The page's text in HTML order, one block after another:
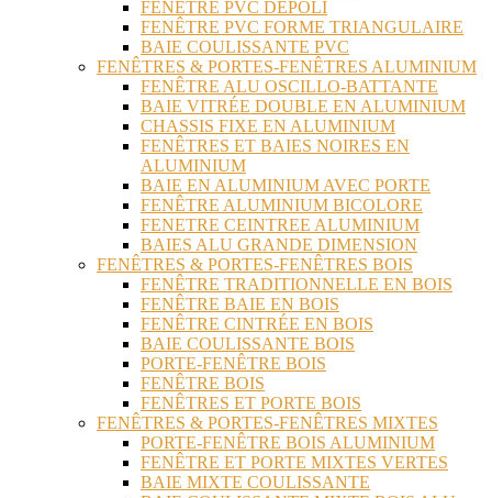
FENÊTRE PVC DÉPOLI
FENÊTRE PVC FORME TRIANGULAIRE
BAIE COULISSANTE PVC
FENÊTRES & PORTES-FENÊTRES ALUMINIUM
FENÊTRE ALU OSCILLO-BATTANTE
BAIE VITRÉE DOUBLE EN ALUMINIUM
CHASSIS FIXE EN ALUMINIUM
FENÊTRES ET BAIES NOIRES EN
ALUMINIUM
BAIE EN ALUMINIUM AVEC PORTE
FENÊTRE ALUMINIUM BICOLORE
FENETRE CEINTREE ALUMINIUM
BAIES ALU GRANDE DIMENSION
FENÊTRES & PORTES-FENÊTRES BOIS
FENÊTRE TRADITIONNELLE EN BOIS
FENÊTRE BAIE EN BOIS
FENÊTRE CINTRÉE EN BOIS
BAIE COULISSANTE BOIS
PORTE-FENÊTRE BOIS
FENÊTRE BOIS
FENÊTRES ET PORTE BOIS
FENÊTRES & PORTES-FENÊTRES MIXTES
PORTE-FENÊTRE BOIS ALUMINIUM
FENÊTRE ET PORTE MIXTES VERTES
BAIE MIXTE COULISSANTE